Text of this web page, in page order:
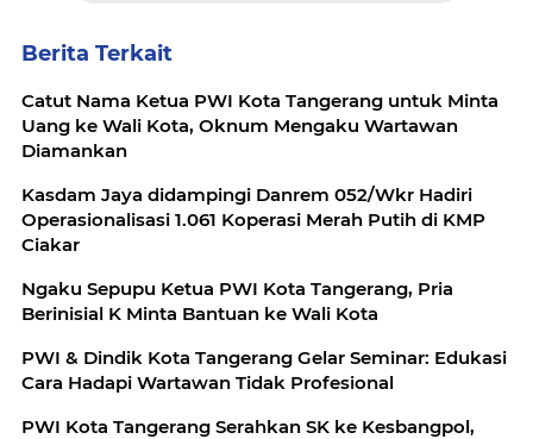
Berita Terkait
Catut Nama Ketua PWI Kota Tangerang untuk Minta
Uang ke Wali Kota, Oknum Mengaku Wartawan
Diamankan
Kasdam Jaya didampingi Danrem 052/Wkr Hadiri
Operasionalisasi 1.061 Koperasi Merah Putih di KMP
Ciakar
Ngaku Sepupu Ketua PWI Kota Tangerang, Pria
Berinisial K Minta Bantuan ke Wali Kota
PWI & Dindik Kota Tangerang Gelar Seminar: Edukasi
Cara Hadapi Wartawan Tidak Profesional
PWI Kota Tangerang Serahkan SK ke Kesbangpol,